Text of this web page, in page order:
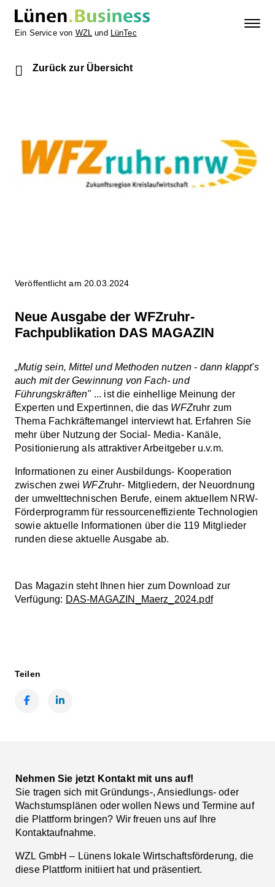
Ein Service von WZL und LünTec
Zurück zur Übersicht
Veröffentlicht am 20.03.2024
Neue Ausgabe der WFZruhr-
Fachpublikation DAS MAGAZIN
„Mutig sein, Mittel und Methoden nutzen- dann klappt's
auch mit der Gewinnung von Fach- und
Führungskräften"... ist die einhellige Meinung der
Experten und Expertinnen, die das WFZruhr zum
Thema Fachkräftemangel interviewt hat. Erfahren Sie
mehr über Nutzung der Social- Media- Kanäle,
Positionierung als attraktiver Arbeitgeber u.v.m.
Informationen zu einer Ausbildungs- Kooperation
zwischen zwei WFZruhr- Mitgliedern, der Neuordnung
der umwelttechnischen Berufe, einem aktuellem NRW-
Förderprogramm für ressourceneffiziente Technologien
sowie aktuelle Informationen über die 119 Mitglieder
runden diese aktuelle Ausgabe ab.
Das Magazin steht Ihnen hier zum Download zur
Verfügung: DAS-MAGAZIN_Maerz_2024.pdf
Teilen
Nehmen Sie jetzt Kontakt mit uns auf!
Sie tragen sich mit Gründungs-, Ansiedlungs- oder
Wachstumsplänen oder wollen News und Termine auf
die Plattform bringen? Wir freuen uns auf Ihre
Kontaktaufnahme.
WZL GmbH – Lünens lokale Wirtschaftsförderung, die
diese Plattform initiiert hat und präsentiert.